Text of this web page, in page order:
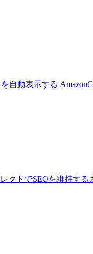
自動表示する
クトでSEOを維持する